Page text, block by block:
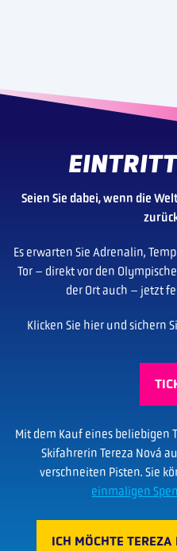
Seien Sie dabei, wenn die
Es erwarten Sie Adrenalin,
Tor – direkt vor den
der Ort auch – jetzt
Klicken Sie hier und sichern
Mit dem Kauf eines beliebigen
Skifahrerin Tereza Nová
verschneiten Pisten. Sie
einmaligen
ICH MÖCHTE